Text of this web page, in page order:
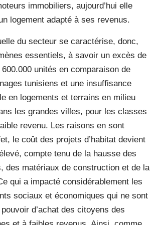
immobiliers, aujourd’hui elle
logement adapté à ses revenus.
du secteur se caractérise, donc,
essentiels, à savoir un excès de
600.000 unités en comparaison de
tunisiens et une insuffisance
en logements et terrains en milieu
les grandes villes, pour les classes
revenu. Les raisons en sont
le coût des projets d’habitat devient
compte tenu de la hausse des
des matériaux de construction et de la
qui a impacté considérablement les
sociaux et économiques qui ne sont
d’achat des citoyens des